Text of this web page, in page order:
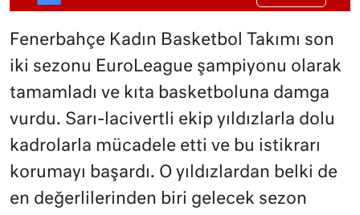
Fenerbahçe Kadın Basketbol Takımı son
iki sezonu EuroLeague şampiyonu olarak
tamamladı ve kıta basketboluna damga
vurdu. Sarı-lacivertli ekip yıldızlarla dolu
kadrolarla mücadele etti ve bu istikrarı
korumayı başardı. O yıldızlardan belki de
en değerlilerinden biri gelecek sezon